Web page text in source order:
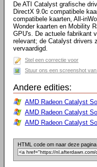
De ATI Catalyst grafische
DirectX 9.0c compatibele
compatibele kaarten, All-
Wonder kaarten en Mobility
GPU's. De actuele fabrikant
relevant; de Catalyst drivers
vervaardigd.
Stel een correctie voor
Stuur ons een screenshot
Andere edities:
AMD Radeon Catalyst
AMD Radeon Catalyst
AMD Radeon Catalyst
HTML code om naar deze